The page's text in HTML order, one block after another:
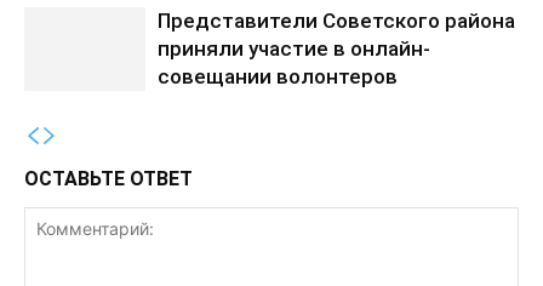
Представители Советского района
приняли участие в онлайн-
совещании волонтеров
ОСТАВЬТЕ ОТВЕТ